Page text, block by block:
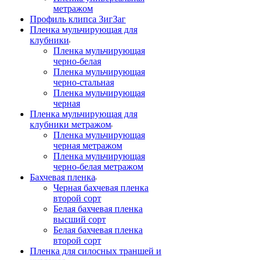
метражом
Профиль клипса ЗигЗаг
Пленка мульчирующая для
клубники
Пленка мульчирующая
черно-белая
Пленка мульчирующая
черно-стальная
Пленка мульчирующая
черная
Пленка мульчирующая для
клубники метражом
Пленка мульчирующая
черная метражом
Пленка мульчирующая
черно-белая метражом
Бахчевая пленка
Черная бахчевая пленка
второй сорт
Белая бахчевая пленка
высший сорт
Белая бахчевая пленка
второй сорт
Пленка для силосных траншей и